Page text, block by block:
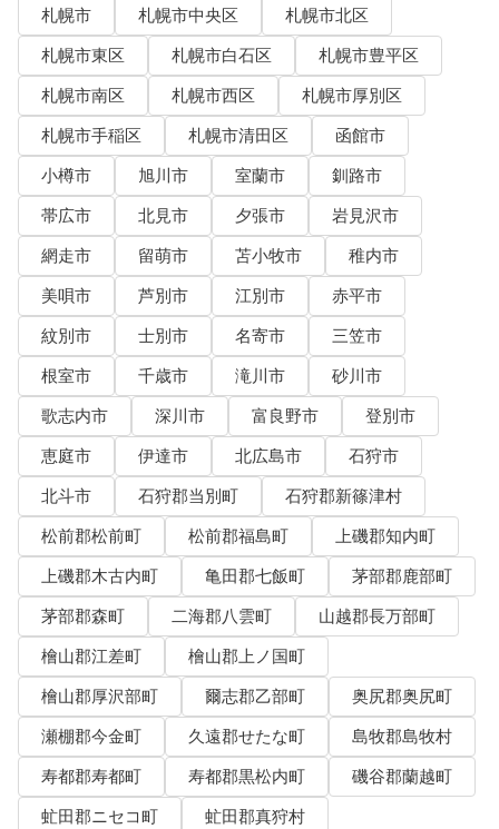
札幌市 札幌市中央区
札幌市北区
札幌市東区
札幌市白石区
札幌市豊平区
札幌市南区
札幌市西区
札幌市厚別区
札幌市手稲区
札幌市清田区
函館市
小樽市
旭川市 室蘭市
釧路市
帯広市
北見市 夕張市
岩見沢市
網走市
留萌市 苫小牧市
稚内市
美唄市
芦別市 江別市
赤平市
紋別市
士別市 名寄市
三笠市
根室市
千歳市 滝川市
砂川市
歌志内市
深川市 富良野市
登別市
恵庭市
伊達市 北広島市
石狩市
北斗市
石狩郡当別町
石狩郡新篠津村
松前郡松前町
松前郡福島町
上磯郡知内町
上磯郡木古内町
亀田郡七飯町
茅部郡鹿部町
茅部郡森町
二海郡八雲町
山越郡長万部町
檜山郡江差町
檜山郡上ノ国町
檜山郡厚沢部町
爾志郡乙部町
奥尻郡奥尻町
瀬棚郡今金町
久遠郡せたな町
島牧郡島牧村
寿都郡寿都町
寿都郡黒松内町
磯谷郡蘭越町
虻田郡ニセコ町
虻田郡真狩村